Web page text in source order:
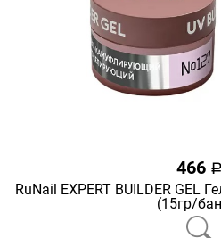
466 a
RuNail EXPERT BUILDER
(15гр/